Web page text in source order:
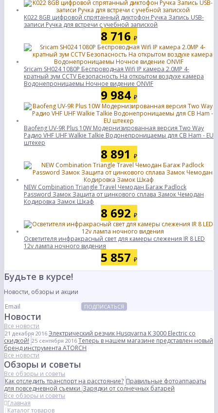
K022 8GB цифровой спрятанный диктофон Ручка Запись USB-
записи Ручка для встречи с учебной запиской
8 716 ₽
Sricam SH024 1080P Беспроводная Wifi IP камера 2.0MP 4-
кратный зум CCTV Безопасность На открытом воздухе камера
Водонепроницаемы Ночное видение ONVIF
9 984 ₽
Baofeng UV-9R Plus 10W Модернизированная версия Two Way
Радио VHF UHF Walkie Talkie Водонепроницаемы для CB Ham - EU
штекер
8 891 ₽
NEW Combination Triangle Travel Чемодан Багаж Padlock
Password Замок Защита от цинкового сплава Замок Чемодан
Кодировка Замок Шкаф
8 692 ₽
Осветителя инфракрасный свет для камеры слежения IR 8 LED
12v лампа ночного видения
5 857 ₽
Будьте в курсе!
Новости, обзоры и акции
ПОДПИСАТЬСЯ
Новости
Все новости
21 декабря 2016 Электрический резчик Husqvarna K 3000 Electric со
скидкой! 25 сентября 2016 Теперь в нашем магазине представлен новый
бренд инструмента ATORCH
Все новости
Обзоры и советы
Все обзоры и советы
Как отследить транспорт на расстояние? Правильные фотоаппараты
для повседневной съемкиЗарядки от солнечных батарей
Все обзоры и советы
Главная
Каталог товаров